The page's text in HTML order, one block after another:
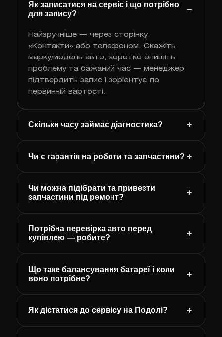
Як записатися на сервіс і що потрібно
для запису?
Найзручніше — через сторінку
«Контакти» або телефоном. Скажіть
марку/модель авто, коротко опишіть
проблему та бажаний час — менеджер
підтвердить запис і зорієнтує по
первинній вартості.
Скільки часу займає діагностика?
Чи є гарантія на роботи та запчастини?
Чи можна підібрати та привезти
запчастини під ремонт?
Потрібна перевірка авто перед
купівлею — робите?
Що таке балансування батареї і коли
воно потрібне?
Як дістатися до сервісу на Подолі?